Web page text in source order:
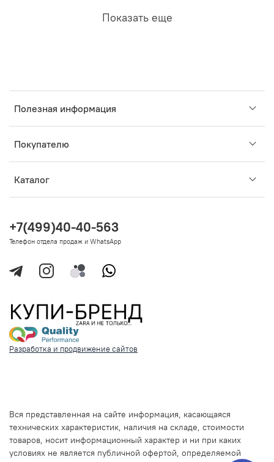
Показать еще
Полезная информация
Покупателю
Каталог
+7(499)40-40-563
Телефон отдела продаж и WhatsApp
Разработка и продвижение сайтов
Вся представленная на сайте информация, касающаяся
технических характеристик, наличия на складе, стоимости
товаров, носит информационный характер и ни при каких
условиях не является публичной офертой, определяемой